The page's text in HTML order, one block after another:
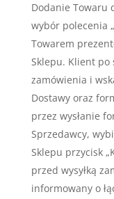
Dodanie Towaru
wybór polecenia
Towarem
Sklepu. Klient po
zamówienia i
Dostawy oraz
przez wysłanie
Sprzedawcy,
Sklepu przycisk
przed wysyłką
informowany o